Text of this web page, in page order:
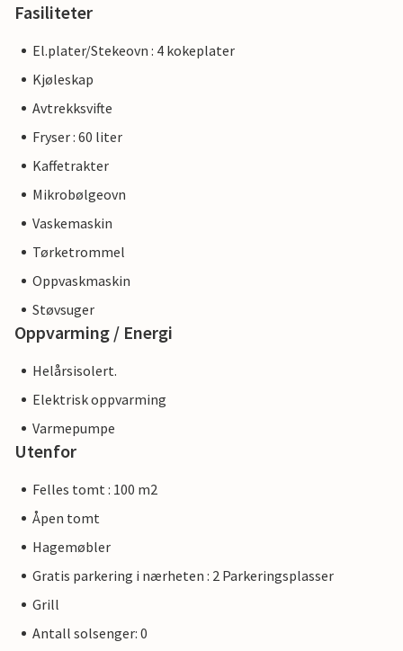
Fasiliteter
El.plater/Stekeovn : 4 kokeplater
Kjøleskap
Avtrekksvifte
Fryser : 60 liter
Kaffetrakter
Mikrobølgeovn
Vaskemaskin
Tørketrommel
Oppvaskmaskin
Støvsuger
Oppvarming / Energi
Helårsisolert.
Elektrisk oppvarming
Varmepumpe
Utenfor
Felles tomt : 100 m2
Åpen tomt
Hagemøbler
Gratis parkering i nærheten : 2 Parkeringsplasser
Grill
Antall solsenger: 0